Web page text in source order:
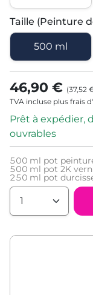
Taille (Peinture
500 ml
46,90 € (37,52
TVA incluse plus frais
Prêt à expédier,
ouvrables
500 ml pot
500 ml pot 2K
250 ml pot